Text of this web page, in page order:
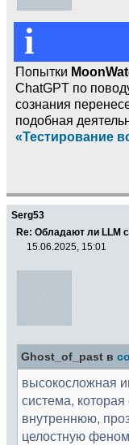
i
Попытки
ChatGPT по
сознания
подобная
«Тестирование
Serg53
Re: Обладают ли LLM
15.06.2025, 15:01
Ghost_of_past в
высокосложная
система,
внутреннюю,
целостную